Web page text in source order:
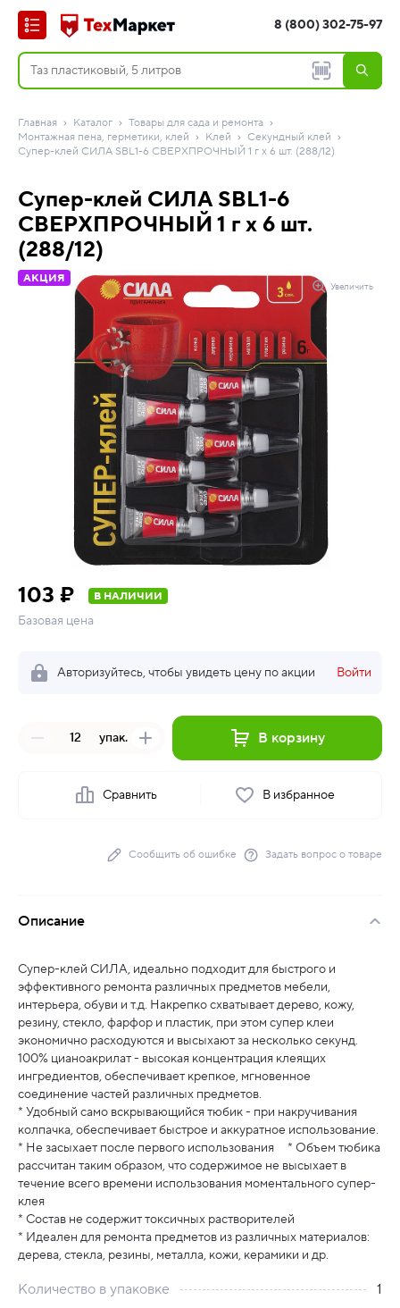
8 (800) 302-75-97
Главная Каталог
Товары для сада и ремонта
Монтажная пена, герметики, клей
Клей
Секундный клей
Супер-клей СИЛА SBL1-6 СВЕРХПРОЧНЫЙ 1 г х 6 шт. (288/12)
Супер-клей СИЛА SBL1-6
СВЕРХПРОЧНЫЙ 1 г х 6 шт.
(288/12)
АКЦИЯ
Увеличить
103 ₽ В НАЛИЧИИ
Базовая цена
Авторизуйтесь, чтобы увидеть цену по акции Войти
упак. В корзину
Сравнить В избранное
Сообщить об ошибке Задать вопрос о товаре
Описание
Супер-клей СИЛА, идеально подходит для быстрого и
эффективного ремонта различных предметов мебели,
интерьера, обуви и т.д. Накрепко схватывает дерево, кожу,
резину, стекло, фарфор и пластик, при этом супер клеи
экономично расходуются и высыхают за несколько секунд.
100% цианоакрилат - высокая концентрация клеящих
ингредиентов, обеспечивает крепкое, мгновенное
соединение частей различных предметов.
* Удобный само вскрывающийся тюбик - при накручивания
колпачка, обеспечивает быстрое и аккуратное использование.
* Не засыхает после первого использования * Объем тюбика
рассчитан таким образом, что содержимое не высыхает в
течение всего времени использования моментального супер-
клея
* Состав не содержит токсичных растворителей
* Идеален для ремонта предметов из различных материалов:
дерева, стекла, резины, металла, кожи, керамики и др.
Количество в упаковке
1